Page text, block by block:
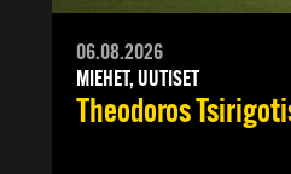
06.08.2026
MIEHET, UUTISET
Theodoros